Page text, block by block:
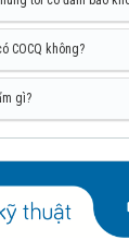
COCQ không?
gì?